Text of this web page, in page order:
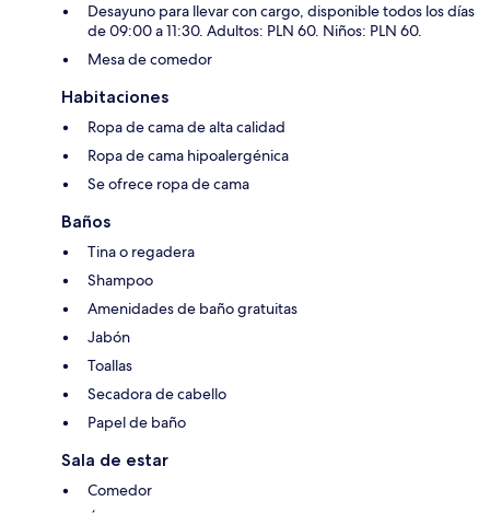
Desayuno para llevar con cargo, disponible todos los días
de 09:00 a 11:30. Adultos: PLN 60. Niños: PLN 60.
Mesa de comedor
Habitaciones
Ropa de cama de alta calidad
Ropa de cama hipoalergénica
Se ofrece ropa de cama
Baños
Tina o regadera
Shampoo
Amenidades de baño gratuitas
Jabón
Toallas
Secadora de cabello
Papel de baño
Sala de estar
Comedor